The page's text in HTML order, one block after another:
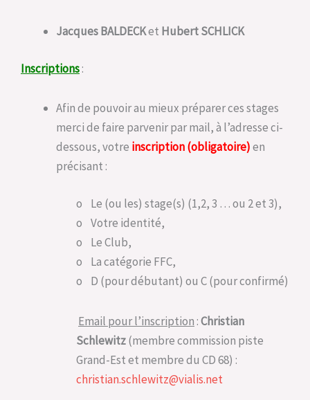
Jacques BALDECKet Hubert SCHLICK
Inscriptions:
Afin de pouvoir au mieux préparer ces stages
merci de faire parvenir par mail, à l’adresse ci-
dessous, votre inscription (obligatoire)en
précisant :
o Le (ou les) stage(s) (1,2, 3 … ou 2 et 3),
o Votre identité,
o Le Club,
o La catégorie FFC,
o D (pour débutant) ou C (pour confirmé)
Email pour l’inscription:Christian
Schlewitz(membre commission piste
Grand-Est et membre du CD 68) :
christian.schlewitz@vialis.net